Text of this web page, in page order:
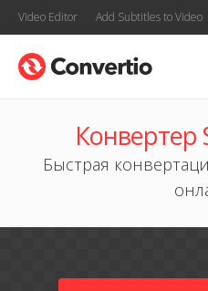
Video Editor Add Subtitles to Video
Конвертер
Быстрая